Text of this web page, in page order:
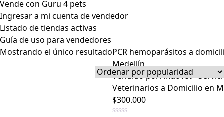
Vende con Guru 4 pets
Ingresar a mi cuenta de vendedor
Listado de tiendas activas
Guía de uso para vendedores
Mostrando el único resultadoPCR hemoparásitos a
Medellín
Vendido por:Maovet -
Veterinarios a Domicilio en
$300.000